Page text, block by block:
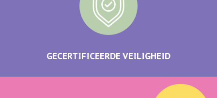
GECERTIFICEERDE VEILIGHEID